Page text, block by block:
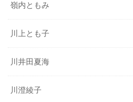
嶺内ともみ
川上とも子
川井田夏海
川澄綾子